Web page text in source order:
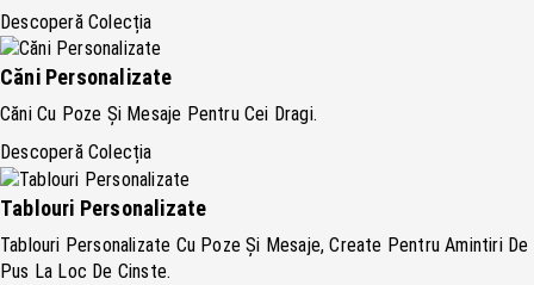
Descoperă Colecția
Căni Personalizate
Căni Cu Poze Și Mesaje Pentru Cei Dragi.
Descoperă Colecția
Tablouri Personalizate
Tablouri Personalizate Cu Poze Și Mesaje, Create Pentru Amintiri De
Pus La Loc De Cinste.